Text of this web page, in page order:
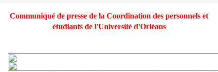
Communiqué de presse de la Coordination des personnels et
étudiants de l'Université d'Orléans